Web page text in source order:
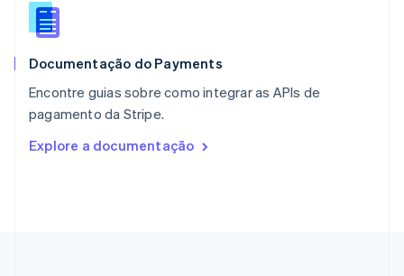
Documentação do Payments
Encontre guias sobre como integrar as APIs de
pagamento da Stripe.
Explore a documentação
Português
RAE de Hong Kong, China
Reino Unido
República Tcheca
English
English